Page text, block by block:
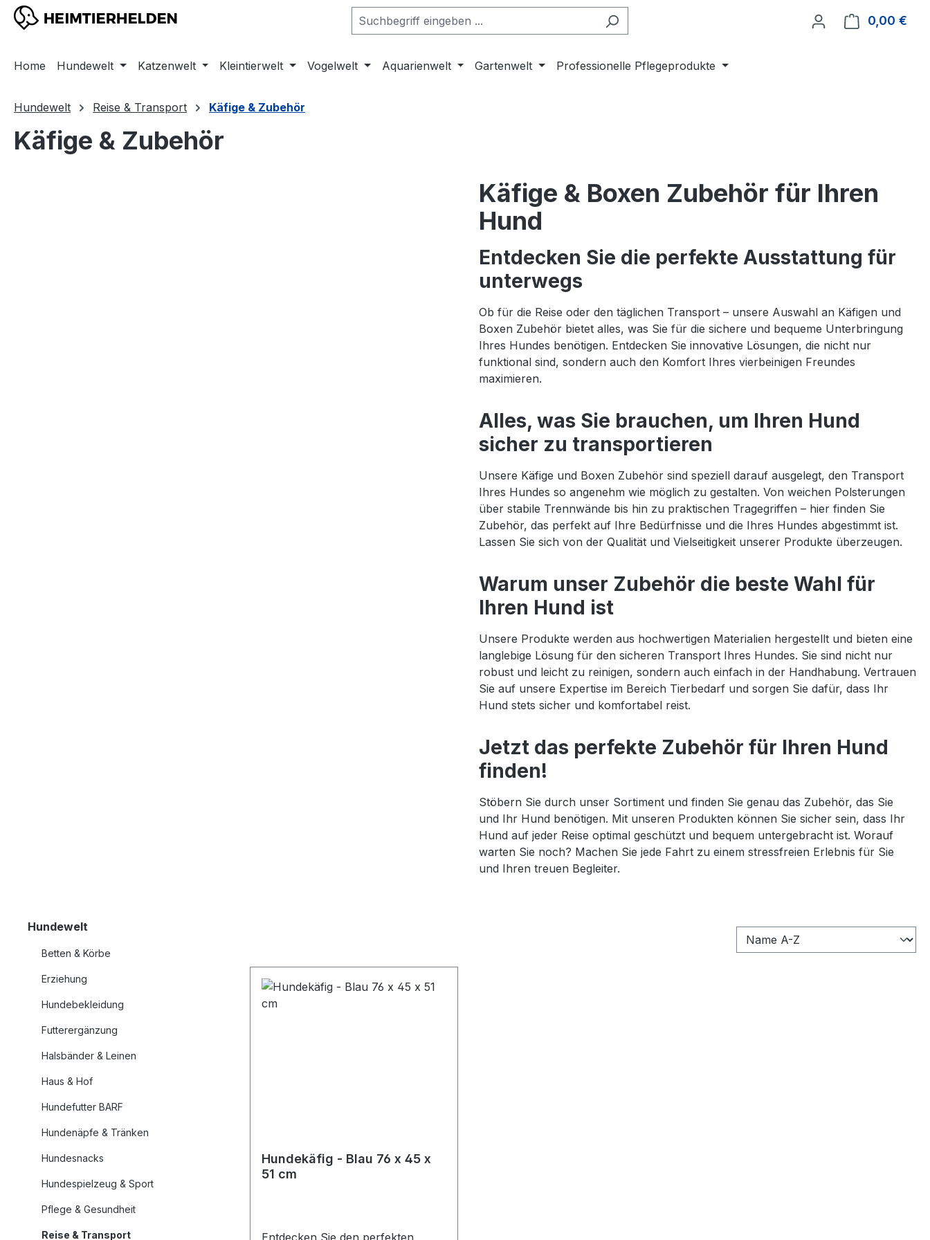
Hauptinhalt springen
Zur Suche springen
Zur Hauptnavigation springen 0,00 €
Home Hundewelt Katzenwelt Kleintierwelt Vogelwelt Aquarienwelt Gartenwelt Professionelle Pflegeprodukte
Hundewelt Reise & Transport Käfige & Zubehör
Käfige & Zubehör
Käfige & Boxen Zubehör für Ihren
Hund
Entdecken Sie die perfekte Ausstattung für
unterwegs
Ob für die Reise oder den täglichen Transport – unsere Auswahl an Käfigen und
Boxen Zubehör bietet alles, was Sie für die sichere und bequeme Unterbringung
Ihres Hundes benötigen. Entdecken Sie innovative Lösungen, die nicht nur
funktional sind, sondern auch den Komfort Ihres vierbeinigen Freundes
maximieren.
Alles, was Sie brauchen, um Ihren Hund
sicher zu transportieren
Unsere Käfige und Boxen Zubehör sind speziell darauf ausgelegt, den Transport
Ihres Hundes so angenehm wie möglich zu gestalten. Von weichen Polsterungen
über stabile Trennwände bis hin zu praktischen Tragegriffen – hier finden Sie
Zubehör, das perfekt auf Ihre Bedürfnisse und die Ihres Hundes abgestimmt ist.
Lassen Sie sich von der Qualität und Vielseitigkeit unserer Produkte überzeugen.
Warum unser Zubehör die beste Wahl für
Ihren Hund ist
Unsere Produkte werden aus hochwertigen Materialien hergestellt und bieten eine
langlebige Lösung für den sicheren Transport Ihres Hundes. Sie sind nicht nur
robust und leicht zu reinigen, sondern auch einfach in der Handhabung. Vertrauen
Sie auf unsere Expertise im Bereich Tierbedarf und sorgen Sie dafür, dass Ihr
Hund stets sicher und komfortabel reist.
Jetzt das perfekte Zubehör für Ihren Hund
finden!
Stöbern Sie durch unser Sortiment und finden Sie genau das Zubehör, das Sie
und Ihr Hund benötigen. Mit unseren Produkten können Sie sicher sein, dass Ihr
Hund auf jeder Reise optimal geschützt und bequem untergebracht ist. Worauf
warten Sie noch? Machen Sie jede Fahrt zu einem stressfreien Erlebnis für Sie
und Ihren treuen Begleiter.
Hundewelt
Betten & Körbe
Erziehung
Hundebekleidung
Futterergänzung
Halsbänder & Leinen
Haus & Hof
Hundefutter BARF
Hundenäpfe & Tränken
Hundesnacks
Hundespielzeug & Sport
Pflege & Gesundheit
Reise & Transport
Hundekäfig - Blau 76 x 45 x
51 cm
Entdecken Sie den perfekten